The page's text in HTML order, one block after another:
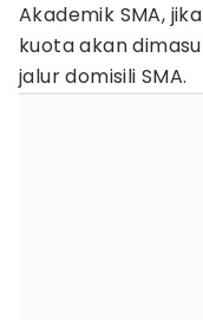
Akademik SMA,
kuota akan
jalur domisili SMA.